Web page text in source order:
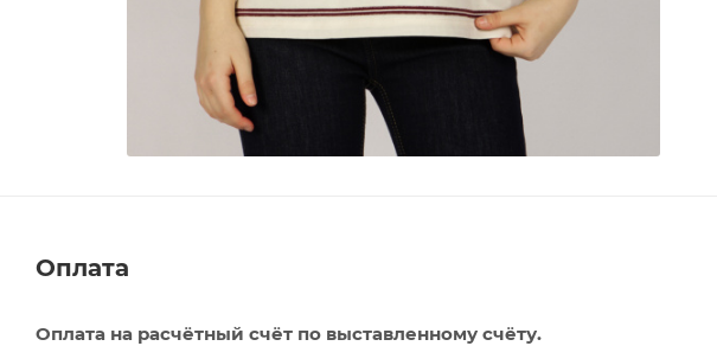
Оплата
Оплата на расчётный счёт по выставленному счёту.